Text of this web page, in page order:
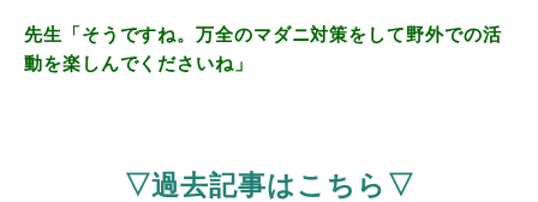
先生「そうですね。万全のマダニ対策をして野外での活
動を楽しんでくださいね」
▽過去記事はこちら▽